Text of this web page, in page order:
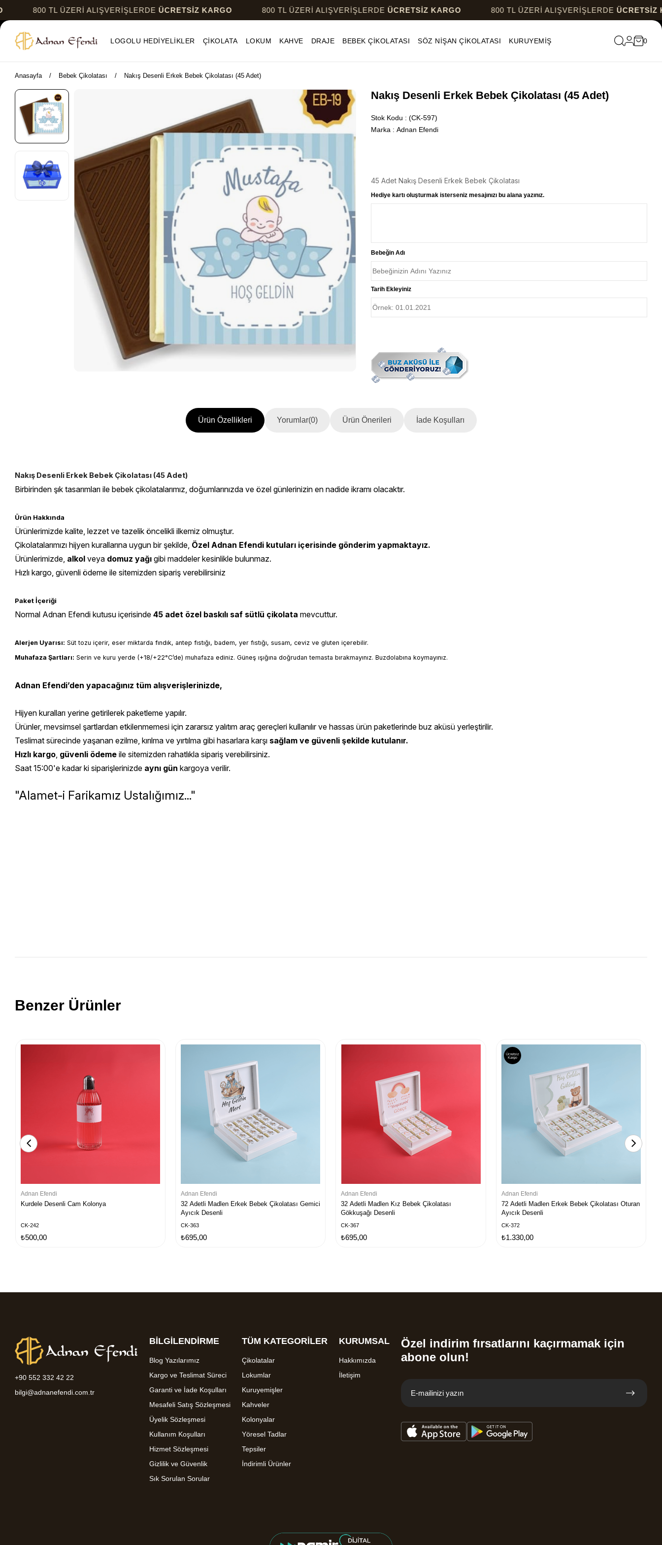
TL ÜZERİ ALIŞVERİŞLERDEÜCRETSİZ KARGO 800 TL ÜZERİ ALIŞVERİŞLERDEÜCRETSİZ KARGO 800 TL ÜZERİ ALIŞVERİŞLERDEÜCRETSİZ KARGO
LOGOLU HEDİYELİKLER ÇİKOLATA LOKUM KAHVE DRAJE BEBEK ÇİKOLATASI SÖZ NİŞAN ÇİKOLATASI KURUYEMİŞ 0
Anasayfa Bebek Çikolatası Nakış Desenli Erkek Bebek Çikolatası (45 Adet)
Nakış Desenli Erkek Bebek Çikolatası (45 Adet)
Stok Kodu
(CK-597)
Marka : Adnan Efendi
45 Adet Nakış Desenli Erkek Bebek Çikolatası
Hediye kartı oluşturmak isterseniz mesajınızı bu alana yazınız.
Bebeğin Adı
Tarih Ekleyiniz
Ürün Özellikleri Yorumlar(0) Ürün Önerileri İade Koşulları
Nakış Desenli Erkek Bebek Çikolatası (45 Adet)
Birbirinden şık tasarımları ile bebek çikolatalarımız, doğumlarınızda ve özel günlerinizin en nadide ikramı olacaktır.
Ürün Hakkında
Ürünlerimizde kalite, lezzet ve tazelik öncelikli ilkemiz olmuştur.
Çikolatalarımızı hijyen kurallarına uygun bir şekilde, Özel Adnan Efendi kutuları içerisinde gönderim yapmaktayız.
Ürünlerimizde, alkol veya domuz yağı gibi maddeler kesinlikle bulunmaz.
Hızlı kargo, güvenli ödeme ile sitemizden sipariş verebilirsiniz
Paket İçeriği
Normal Adnan Efendi kutusu içerisinde 45 adet özel baskılı saf sütlü çikolata mevcuttur.
Alerjen Uyarısı: Süt tozu içerir, eser miktarda fındık, antep fıstığı, badem, yer fıstığı, susam, ceviz ve gluten içerebilir.
Muhafaza Şartları: Serin ve kuru yerde (+18/+22°C’de) muhafaza ediniz. Güneş ışığına doğrudan temasta bırakmayınız. Buzdolabına koymayınız.
Adnan Efendi’den yapacağınız tüm alışverişlerinizde,
Hijyen kuralları yerine getirilerek paketleme yapılır.
Ürünler, mevsimsel şartlardan etkilenmemesi için zararsız yalıtım araç gereçleri kullanılır ve hassas ürün paketlerinde buz aküsü yerleştirilir.
Teslimat sürecinde yaşanan ezilme, kırılma ve yırtılma gibi hasarlara karşı sağlam ve güvenli şekilde kutulanır.
Hızlı kargo, güvenli ödeme ile sitemizden rahatlıkla sipariş verebilirsiniz.
Saat 15:00'e kadar ki siparişlerinizde aynı gün kargoya verilir.
"Alamet-i Farikamız Ustalığımız..."
Benzer Ürünler
Adnan Efendi
Kurdele Desenli Cam Kolonya
CK-242
₺500,00
Adnan Efendi
32 Adetli Madlen Erkek Bebek Çikolatası Gemici
Ayıcık Desenli
CK-363
₺695,00
Adnan Efendi
32 Adetli Madlen Kız Bebek Çikolatası
Gökkuşağı Desenli
CK-367
₺695,00
Adnan Efendi
72 Adetli Madlen Erkek Bebek Çikolatası Oturan
Ayıcık Desenli
CK-372
₺1.330,00
Ücretsiz
Kargo
+90 552 332 42 22
bilgi@adnanefendi.com.tr
BİLGİLENDİRME
Blog Yazılarımız
Kargo ve Teslimat Süreci
Garanti ve İade Koşulları
Mesafeli Satış Sözleşmesi
Üyelik Sözleşmesi
Kullanım Koşulları
Hizmet Sözleşmesi
Gizlilik ve Güvenlik
Sık Sorulan Sorular
TÜM KATEGORİLER
Çikolatalar
Lokumlar
Kuruyemişler
Kahveler
Kolonyalar
Yöresel Tadlar
Tepsiler
İndirimli Ürünler
KURUMSAL
Hakkımızda
İletişim
Özel indirim fırsatlarını kaçırmamak için
abone olun!